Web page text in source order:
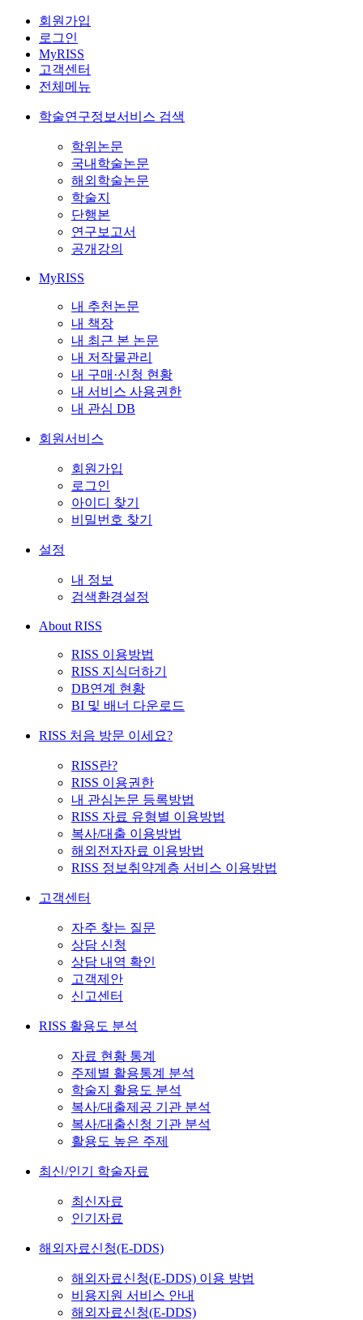
회원가입
로그인
MyRISS
고객센터
전체메뉴
학술연구정보서비스 검색
학위논문
국내학술논문
해외학술논문
학술지
단행본
연구보고서
공개강의
MyRISS
내 추천논문
내 책장
내 최근 본 논문
내 저작물관리
내 구매·신청 현황
내 서비스 사용권한
내 관심 DB
회원서비스
회원가입
로그인
아이디 찾기
비밀번호 찾기
설정
내 정보
검색환경설정
About RISS
RISS 이용방법
RISS 지식더하기
DB연계 현황
BI 및 배너 다운로드
RISS 처음 방문 이세요?
RISS란?
RISS 이용권한
내 관심논문 등록방법
RISS 자료 유형별 이용방법
복사/대출 이용방법
해외전자자료 이용방법
RISS 정보취약계층 서비스 이용방법
고객센터
자주 찾는 질문
상담 신청
상담 내역 확인
고객제안
신고센터
RISS 활용도 분석
자료 현황 통계
주제별 활용통계 분석
학술지 활용도 분석
복사/대출제공 기관 분석
복사/대출신청 기관 분석
활용도 높은 주제
최신/인기 학술자료
최신자료
인기자료
해외자료신청(E-DDS)
해외자료신청(E-DDS) 이용 방법
비용지원 서비스 안내
해외자료신청(E-DDS)